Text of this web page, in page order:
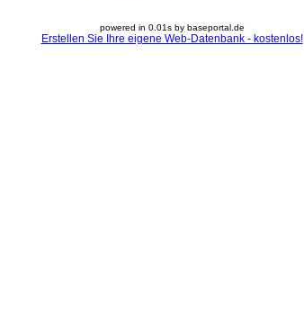
powered in 0.01s by baseportal.de
Erstellen Sie Ihre eigene Web-Datenbank - kostenlos!